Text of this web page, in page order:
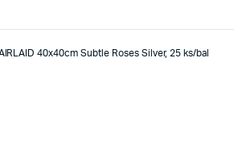
40x40cm Subtle Roses Silver, 25 ks/bal